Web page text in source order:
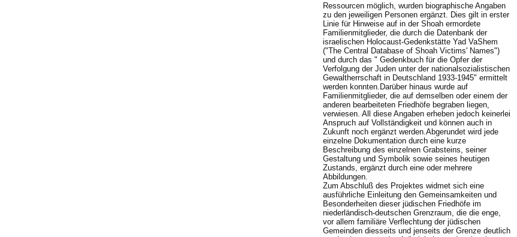
Ressourcen möglich, wurden biographische Angaben
zu den jeweiligen Personen ergänzt. Dies gilt in erster
Linie für Hinweise auf in der Shoah ermordete
Familienmitglieder, die durch die Datenbank der
israelischen Holocaust-Gedenkstätte Yad VaShem
("The Central Database of Shoah Victims' Names")
und durch das " Gedenkbuch für die Opfer der
Verfolgung der Juden unter der nationalsozialistischen
Gewaltherrschaft in Deutschland 1933-1945" ermittelt
werden konnten.Darüber hinaus wurde auf
Familienmitglieder, die auf demselben oder einem der
anderen bearbeiteten Friedhöfe begraben liegen,
verwiesen. All diese Angaben erheben jedoch keinerlei
Anspruch auf Vollständigkeit und können auch in
Zukunft noch ergänzt werden.Abgerundet wird jede
einzelne Dokumentation durch eine kurze
Beschreibung des einzelnen Grabsteins, seiner
Gestaltung und Symbolik sowie seines heutigen
Zustands, ergänzt durch eine oder mehrere
Abbildungen.
Zum Abschluß des Projektes widmet sich eine
ausführliche Einleitung den Gemeinsamkeiten und
Besonderheiten dieser jüdischen Friedhöfe im
niederländisch-deutschen Grenzraum, die die enge,
vor allem familiäre Verflechtung der jüdischen
Gemeinden diesseits und jenseits der Grenze deutlich